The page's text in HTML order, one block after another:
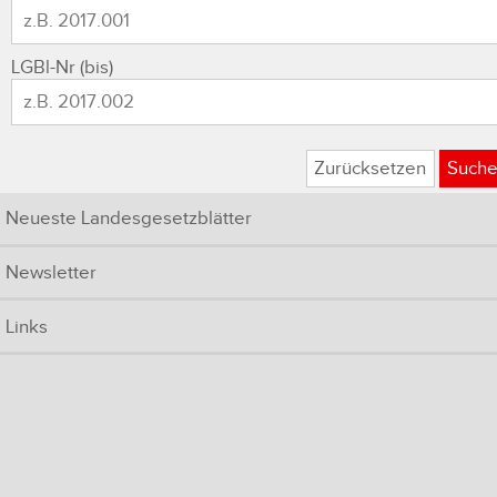
LGBl-Nr (bis)
Zurücksetzen
Neueste Landesgesetzblätter
Newsletter
Links